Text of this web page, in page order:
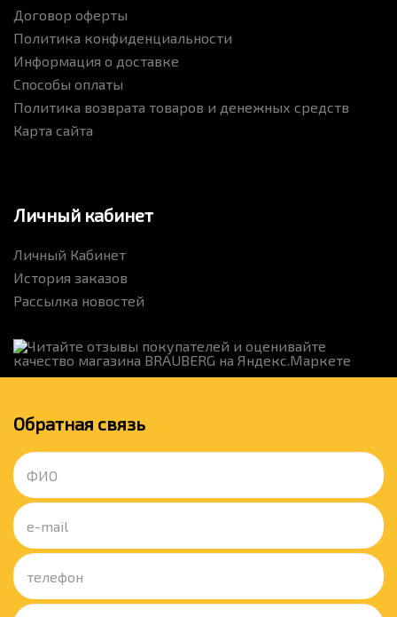
Договор оферты
Политика конфиденциальности
Информация о доставке
Способы оплаты
Политика возврата товаров и денежных средств
Карта сайта
Личный кабинет
Личный Кабинет
История заказов
Рассылка новостей
Обратная связь